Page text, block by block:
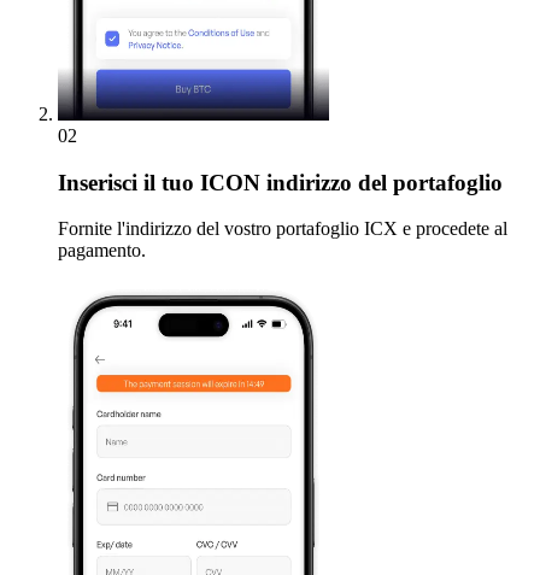
02
Inserisci il tuo ICON indirizzo del portafoglio
Fornite l'indirizzo del vostro portafoglio ICX e procedete al
pagamento.